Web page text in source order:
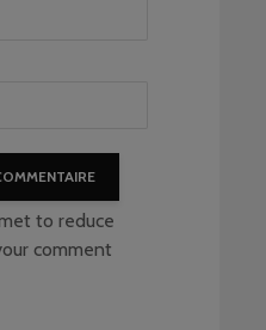
to reduce
comment